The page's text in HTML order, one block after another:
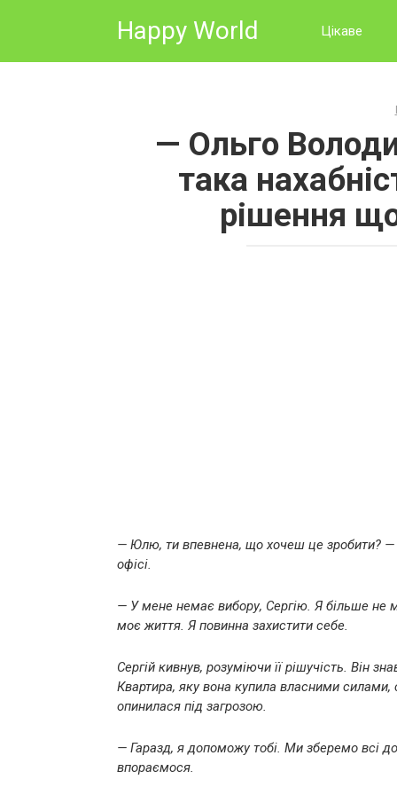
Happy World Цікаве
— Ольго
така
рішення
— Юлю, ти впевнена, що хочеш це зробити? —
офісі.
— У мене немає вибору, Сергію. Я більше не
моє життя. Я повинна захистити себе.
Сергій кивнув, розуміючи її рішучість. Він
Квартира, яку вона купила власними силами,
опинилася під загрозою.
— Гаразд, я допоможу тобі. Ми зберемо всі
впораємося.